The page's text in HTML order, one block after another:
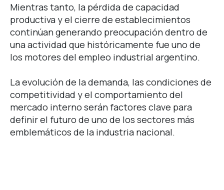
Mientras tanto, la pérdida de capacidad
productiva y el cierre de establecimientos
continúan generando preocupación dentro de
una actividad que históricamente fue uno de
los motores del empleo industrial argentino.
La evolución de la demanda, las condiciones de
competitividad y el comportamiento del
mercado interno serán factores clave para
definir el futuro de uno de los sectores más
emblemáticos de la industria nacional.